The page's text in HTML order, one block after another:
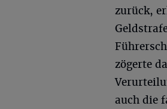
zurück,
zögerte
auch die